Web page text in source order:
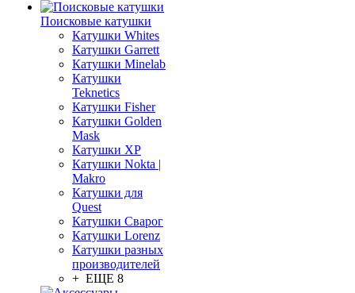
Поисковые катушки
Катушки Whites
Катушки Garrett
Катушки Minelab
Катушки
Teknetics
Катушки Fisher
Катушки Golden
Mask
Катушки XP
Катушки Nokta |
Makro
Катушки для
Quest
Катушки Сварог
Катушки Lorenz
Катушки разных
производителей
+ ЕЩЕ 8